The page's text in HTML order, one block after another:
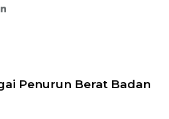
Penurun Berat Badan